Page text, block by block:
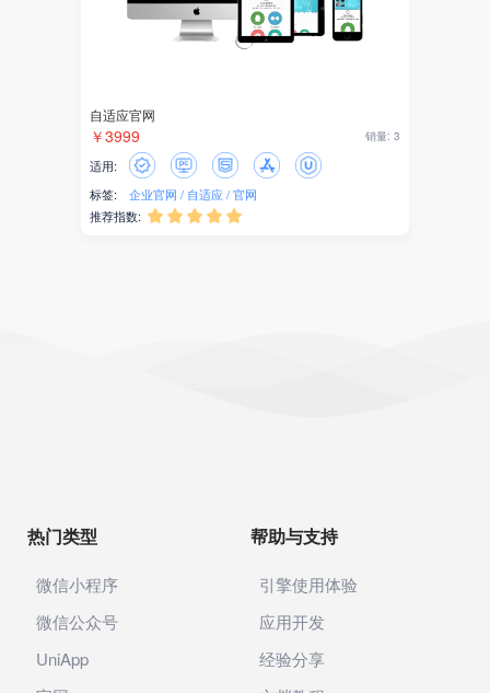
自适应官网
￥3999 销量: 3
适用:
标签:
企业官网 自适应 官网
推荐指数:     
热门类型
微信小程序
微信公众号
UniApp
帮助与支持
引擎使用体验
应用开发
经验分享